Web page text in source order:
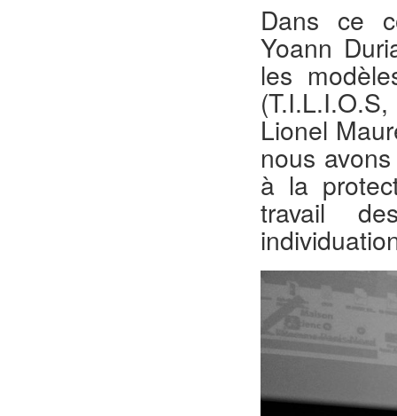
Dans ce
Yoann
les
Lionel
nous
à la
travail